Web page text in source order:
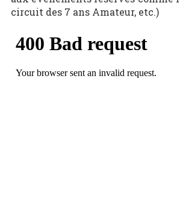
circuit des 7 ans Amateur, etc.)